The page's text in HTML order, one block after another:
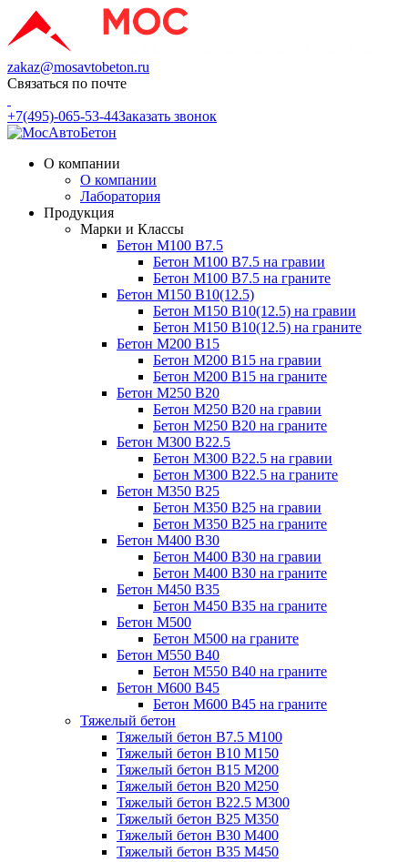
zakaz@mosavtobeton.ru
Связаться по почте
+7(495)-065-53-44Заказать звонок
О компании
О компании
Лаборатория
Продукция
Марки и Классы
Бетон М100 В7.5
Бетон М100 В7.5 на гравии
Бетон М100 В7.5 на граните
Бетон М150 В10(12.5)
Бетон М150 В10(12.5) на гравии
Бетон М150 В10(12.5) на граните
Бетон М200 В15
Бетон М200 В15 на гравии
Бетон М200 В15 на граните
Бетон М250 В20
Бетон М250 В20 на гравии
Бетон М250 В20 на граните
Бетон М300 В22.5
Бетон М300 В22.5 на гравии
Бетон М300 В22.5 на граните
Бетон М350 В25
Бетон М350 В25 на гравии
Бетон М350 В25 на граните
Бетон М400 В30
Бетон М400 В30 на гравии
Бетон М400 В30 на граните
Бетон М450 В35
Бетон М450 В35 на граните
Бетон М500
Бетон М500 на граните
Бетон М550 В40
Бетон М550 В40 на граните
Бетон М600 В45
Бетон М600 В45 на граните
Тяжелый бетон
Тяжелый бетон В7.5 М100
Тяжелый бетон В10 М150
Тяжелый бетон В15 М200
Тяжелый бетон В20 М250
Тяжелый бетон В22.5 М300
Тяжелый бетон В25 М350
Тяжелый бетон В30 М400
Тяжелый бетон В35 М450